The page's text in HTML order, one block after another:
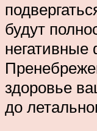
будут
негативные
здоровье
до